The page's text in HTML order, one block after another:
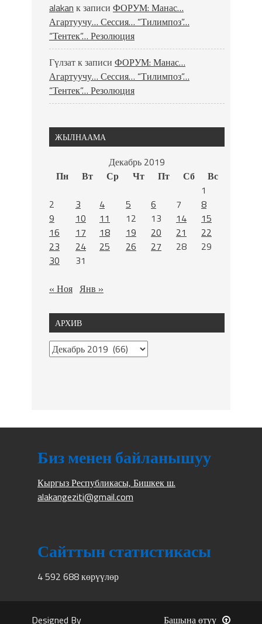
alakan к записи ФОРУМ: Манас…
Агартуучу… Сессия… “Тилимпоз”…
“Тентек”… Резолюция
Гүлзатк записи ФОРУМ: Манас…
Агартуучу… Сессия… “Тилимпоз”…
“Тентек”… Резолюция
ЖЫЛНААМА
Декабрь 2019
Пн
Вт Ср Чт Пт Сб
Вс
1
2
3 4 5 6 7
8
9
10 11 12 13 14
15
16
17 18 19 20 21
22
23
24 25 26 27 28
29
30
31
« Ноя Янв »
АРХИВ
Биз менен байланышуу
Кыргыз Республикасы, Бишкек ш.
alakangeziti@gmail.com
Сайттын статистикасы
4 592 688 көрүүлөр
Designed By Башына өтүү